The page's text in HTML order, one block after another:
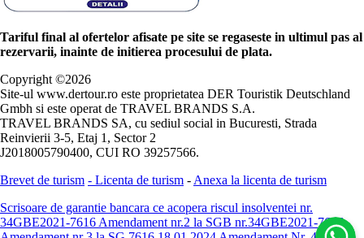
Tariful final al ofertelor afisate pe site se regaseste in ultimul pas al
rezervarii, inainte de initierea procesului de plata.
Copyright ©2026
Site-ul www.dertour.ro este proprietatea DER Touristik Deutschland
Gmbh si este operat de TRAVEL BRANDS S.A.
TRAVEL BRANDS SA, cu sediul social in Bucuresti, Strada
Reinvierii 3-5, Etaj 1, Sector 2
J2018005790400, CUI RO 39257566.
Brevet de turism - Licenta de turism - Anexa la licenta de turism
Scrisoare de garantie bancara ce acopera riscul insolventei nr.
34GBE2021-7616 Amendament nr.2 la SGB nr.34GBE2021-7616